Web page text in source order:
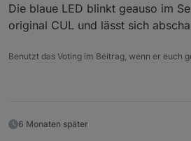
Die blaue LED blinkt geauso im
original CUL und lässt sich
Benutzt das Voting im Beitrag, wenn er euch
6 Monaten später